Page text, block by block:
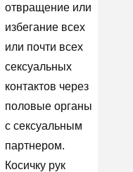
отвращение или
избегание всех
или почти всех
сексуальных
контактов через
половые органы
с сексуальным
партнером.
Косичку рук